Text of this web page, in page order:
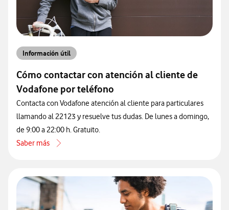
Información útil
Cómo contactar con atención al cliente de
Vodafone por teléfono
Contacta con Vodafone atención al cliente para particulares
llamando al 22123 y resuelve tus dudas. De lunes a domingo,
de 9:00 a 22:00 h. Gratuito.
Saber más
acerca de Cómo contactar con atención al cliente de Vodafone